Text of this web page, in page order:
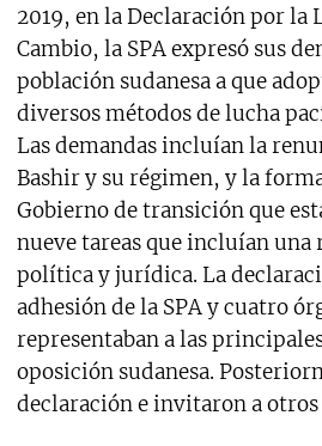
2019, en la Declaración por la
Cambio, la SPA expresó sus
población sudanesa a que
diversos métodos de lucha
Las demandas incluían la
Bashir y su régimen, y la
Gobierno de transición que
nueve tareas que incluían una
política y jurídica. La
adhesión de la SPA y cuatro
representaban a las
oposición sudanesa.
declaración e invitaron a